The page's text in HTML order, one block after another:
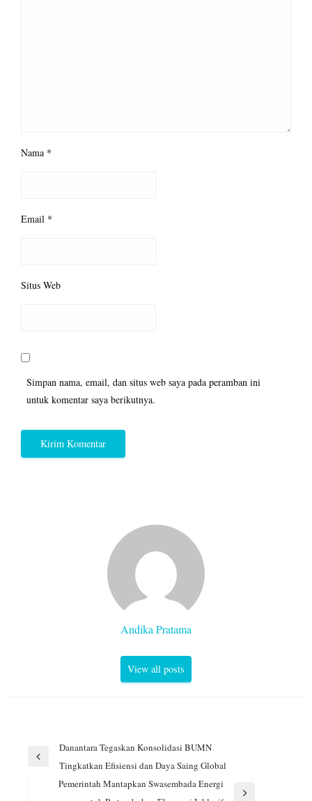
Nama *
Email *
Situs Web
Simpan nama, email, dan situs web saya pada peramban ini
untuk komentar saya berikutnya.
Andika Pratama
View all posts
Navigasi
Previous
Danantara Tegaskan Konsolidasi BUMN
Tingkatkan Efisiensi dan Daya Saing Global
Pemerintah Mantapkan Swasembada Energi